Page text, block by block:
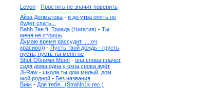
Levon - Простить не значит поверить
Айза Долматова - и до утра опять не
будет спать...
Bahh Tee ft. Триада (Нигатив) - Ты
меня не стоишь
Думаю время рассудит .....оч
красиво)) - Пусть твой дождь - грусть,
пусть, пусть ты меня не
Shot-Обними Меня - она снова плачет
сидя дома одна у окна,снова ждёт
Ji-Raw - школа ты дом милый, дом
мой родной - Без названия
Викк - Для тебя...(StraNn1k rec.)